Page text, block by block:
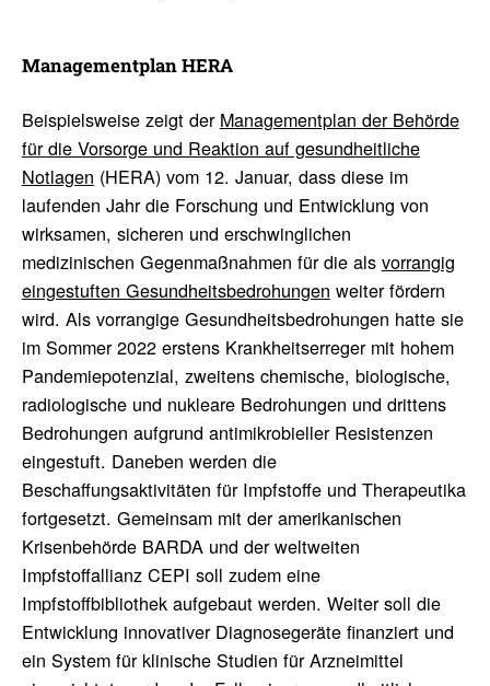
Manage­ment­plan HERA
Beispielsweise zeigt der Managementplan der Behörde
für die Vorsorge und Reaktion auf gesundheitliche
Notlagen (HERA) vom 12. Januar, dass diese im
laufenden Jahr die Forschung und Entwicklung von
wirksamen, sicheren und erschwinglichen
medizinischen Gegenmaßnahmen für die als vorrangig
eingestuften Gesundheitsbedrohungen weiter fördern
wird. Als vorrangige Gesundheitsbedrohungen hatte sie
im Sommer 2022 erstens Krankheitserreger mit hohem
Pandemiepotenzial, zweitens chemische, biologische,
radiologische und nukleare Bedrohungen und drittens
Bedrohungen aufgrund antimikrobieller Resistenzen
eingestuft. Daneben werden die
Beschaffungsaktivitäten für Impfstoffe und Therapeutika
fortgesetzt. Gemeinsam mit der amerikanischen
Krisenbehörde BARDA und der weltweiten
Impfstoffallianz CEPI soll zudem eine
Impfstoffbibliothek aufgebaut werden. Weiter soll die
Entwicklung innovativer Diagnosegeräte finanziert und
ein System für klinische Studien für Arzneimittel